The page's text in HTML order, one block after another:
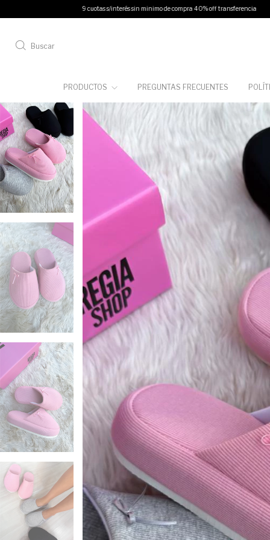
9 cuotas s/interés sin minimo de compra 40% off transferencia 12 cuotas s/interés en
Buscar
PRODUCTOS PREGUNTAS FRECUENTES